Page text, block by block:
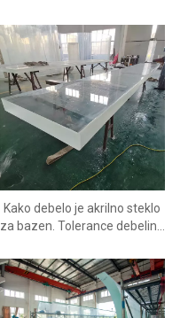
Kako debelo je akrilno steklo
za bazen. Tolerance debeline